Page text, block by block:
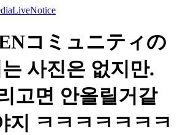
LiveNotice
コミュニティの
사진은 없지만.
고면 안올릴거같
지 ㅋㅋㅋㅋㅋㅋㅋ